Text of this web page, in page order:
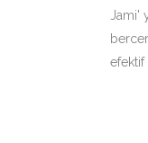
Jami'
efektif